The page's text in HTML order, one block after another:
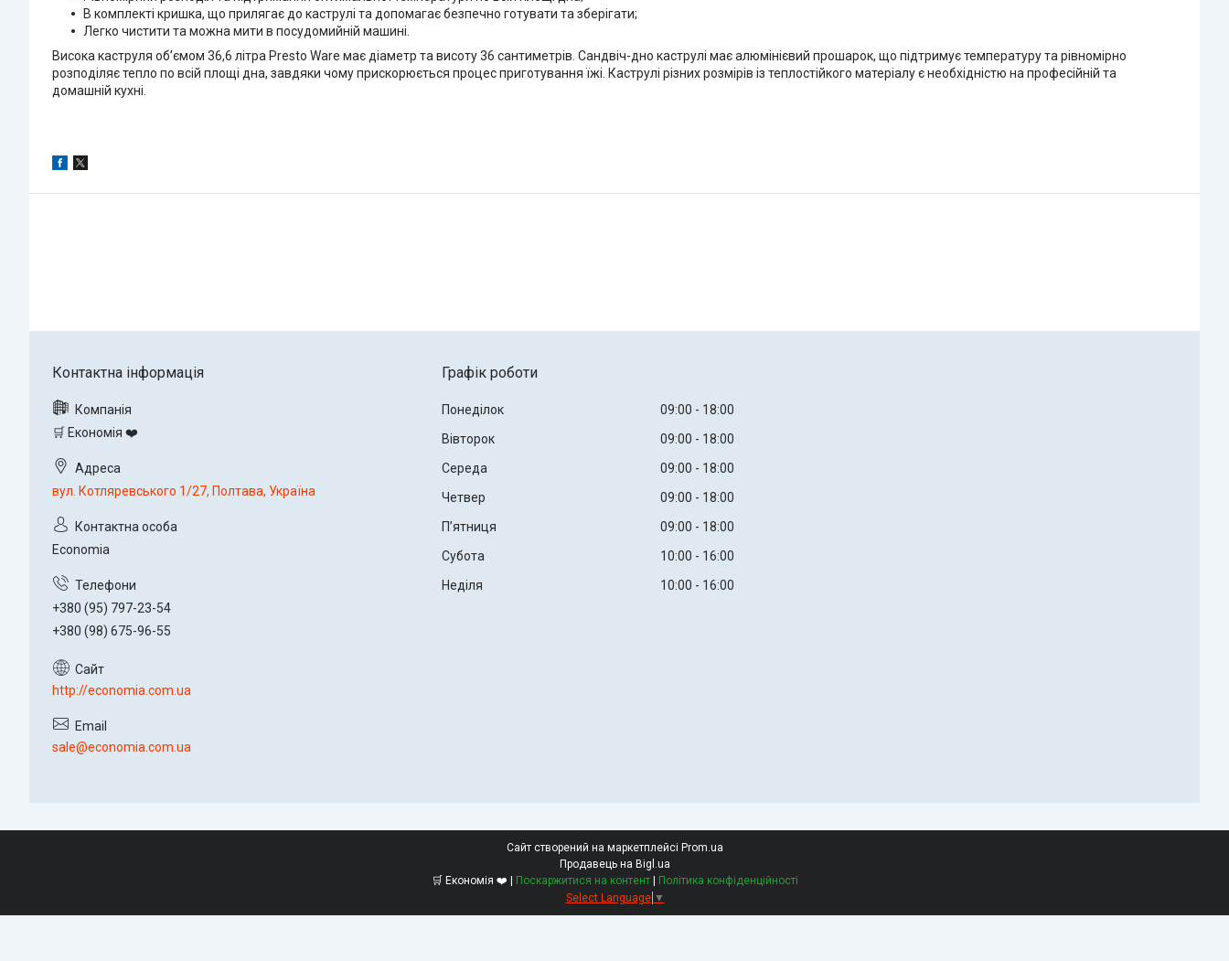
В комплекті кришка, що прилягає до каструлі та допомагає безпечно готувати та зберігати;
Легко чистити та можна мити в посудомийній машині.
Висока каструля об’ємом 36,6 літра Presto Ware має діаметр та висоту 36 сантиметрів. Сандвіч-дно каструлі має алюмінієвий прошарок, що підтримує температуру та рівномірно
розподіляє тепло по всій площі дна, завдяки чому прискорюється процес приготування їжі. Каструлі різних розмірів із теплостійкого матеріалу є необхідністю на професійній та
домашній кухні.
🛒 Економія ❤️
вул. Котляревського 1/27, Полтава, Україна
Economia
+380 (95) 797-23-54
+380 (98) 675-96-55
http://economia.com.ua
sale@economia.com.ua
Графік роботи
Понеділок 09:00
18:00
Вівторок
09:00
18:00
Середа
09:00
18:00
Четвер
09:00
18:00
Пʼятниця
09:00
18:00
Субота
10:00
16:00
Неділя
10:00 16:00
Сайт створений на маркетплейсі Prom.ua
Продавець на Bigl.ua
🛒 Економія ❤️ | Поскаржитися на контент | Політика конфіденційності
Select Language ▼